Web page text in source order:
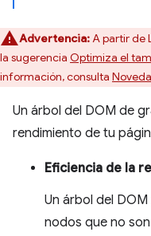
Advertencia:A partir de
la sugerencia Optimiza el
información, consulta
Un árbol del DOM de
rendimiento de tu
Eficiencia de la
Un árbol del
nodos que no